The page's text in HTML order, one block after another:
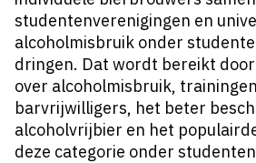
studentenverenigingen en
alcoholmisbruik onder
dringen. Dat wordt bereikt
over alcoholmisbruik,
barvrijwilligers, het beter
alcoholvrijbier en het
deze categorie onder